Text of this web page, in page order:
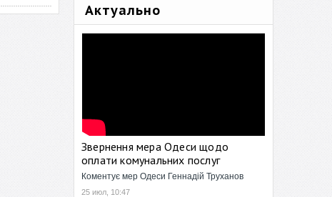
Актуально
Звернення мера Одеси щодо
оплати комунальних послуг
Коментує мер Одеси Геннадій Труханов
25 июл, 10:47